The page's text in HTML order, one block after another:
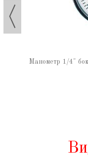
Манометр 1/4"